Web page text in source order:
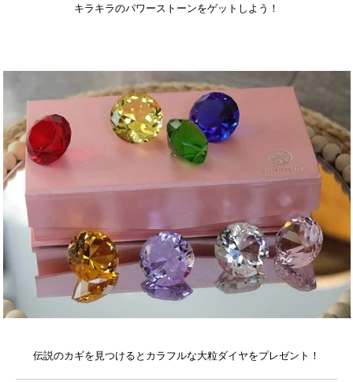
キラキラのパワーストーンをゲットしよう！
伝説のカギを見つけるとカラフルな大粒ダイヤをプレゼント！